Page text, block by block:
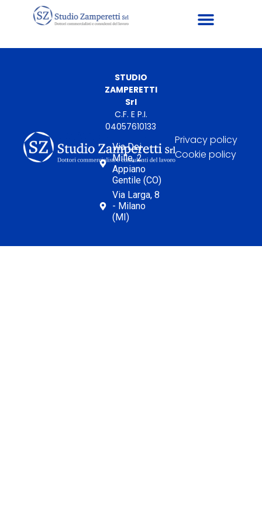
STUDIO
ZAMPERETTI
Srl
C.F. E P.I.
04057610133
Via Dei
Mille, 2
Appiano
Gentile (CO)
Via Larga, 8
- Milano
(MI)
Privacy policy
Cookie policy